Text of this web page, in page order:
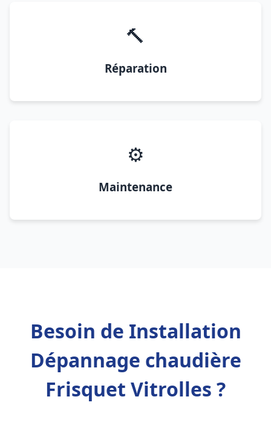
🔨
Réparation
⚙️
Maintenance
Besoin de Installation
Dépannage chaudière
Frisquet Vitrolles ?